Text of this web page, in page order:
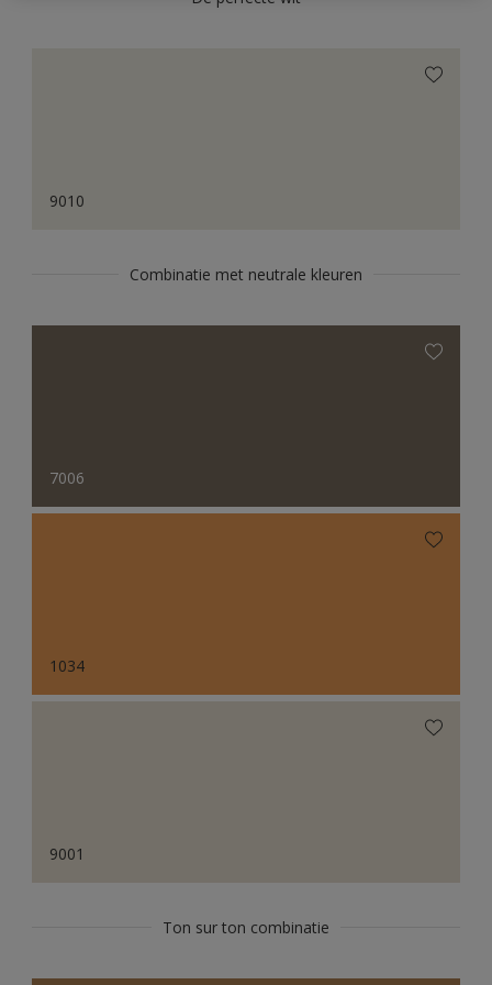
9010
Combinatie met neutrale kleuren
7006
1034
9001
Ton sur ton combinatie